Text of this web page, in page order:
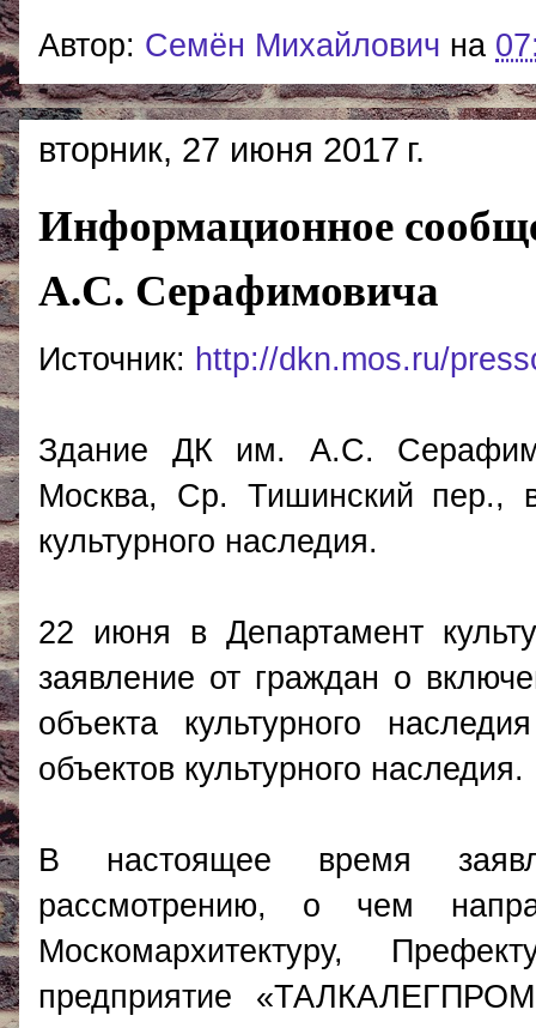
Автор: Cемён Михайлович на
вторник, 27 июня 2017 г.
Информационное
А.С. Серафимовича
Источник: http://dkn.mos.ru/
Здание ДК им. А.С.
Москва, Ср. Тишинский пер.,
культурного наследия.
22 июня в Департамент
заявление от граждан о
объекта культурного
объектов культурного наследия.
В настоящее время
рассмотрению, о чем
Москомархитектуру,
предприятие